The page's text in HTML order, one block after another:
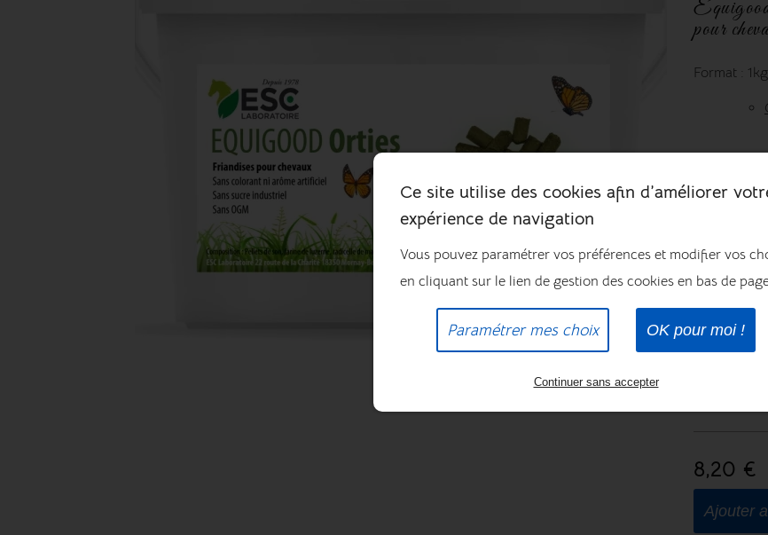
pour
Format : 1kg
fibres de
brutes
0,86%,
après
des
Conseil
8,20 €
Ajouter
Ce site utilise des cookies afin d’améliorer
expérience de navigation
Vous pouvez paramétrer vos préférences et modifier vos
en cliquant sur le lien de gestion des cookies en bas de
Paramétrer mes choix OK pour moi !
Continuer sans accepter